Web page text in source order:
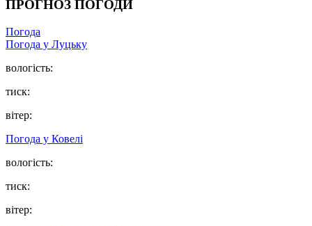
ПРОГНОЗ ПОГОДИ
Погода
Погода у Луцьку
вологість:
тиск:
вітер:
Погода у Ковелі
вологість:
тиск:
вітер: